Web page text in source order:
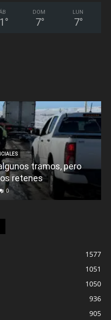
°
DOM
7°
LUN
7°
tramos, pero
retenes
0
1577
1051
1050
936
905